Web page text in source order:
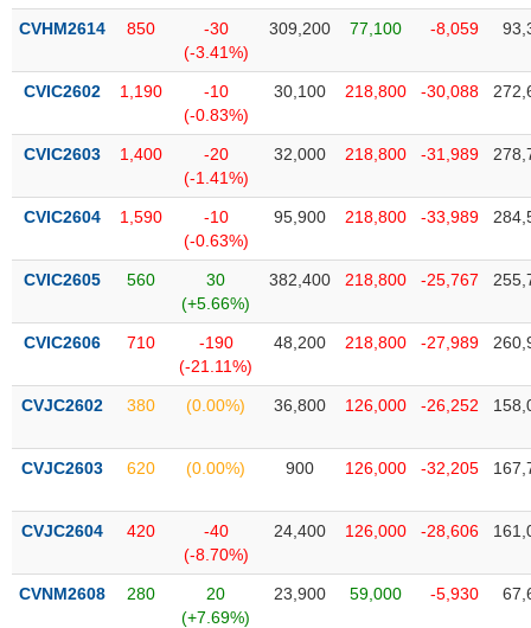
CVHM2614 850
-30
(-3.41%)
309,200 77,100 -8,059
CVIC2602 1,190
-10
(-0.83%)
30,100 218,800 -30,088
CVIC2603 1,400
-20
(-1.41%)
32,000 218,800 -31,989
CVIC2604 1,590
-10
(-0.63%)
95,900 218,800 -33,989
CVIC2605 560
30
(+5.66%)
382,400 218,800 -25,767
CVIC2606 710
-190
(-21.11%)
48,200 218,800 -27,989
CVJC2602 380 (0.00%) 36,800 126,000 -26,252
CVJC2603 620 (0.00%) 900 126,000 -32,205
CVJC2604 420
-40
(-8.70%)
24,400 126,000 -28,606
CVNM2608 280
20
(+7.69%)
23,900 59,000 -5,930
của
(-)
Báo
phân
tích
ngữ
(-)
Dịch
(-)
Đào